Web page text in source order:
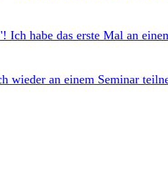
habe das erste Mal an
an einem Seminar